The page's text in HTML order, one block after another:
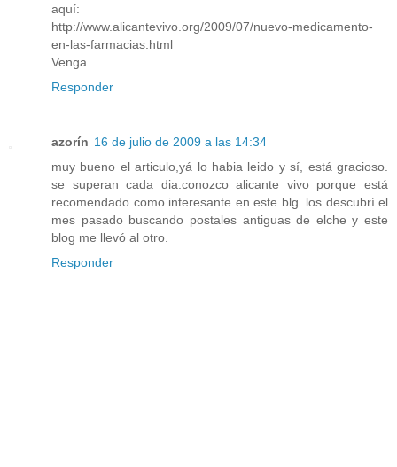
aquí:
http://www.alicantevivo.org/2009/07/nuevo-medicamento-
en-las-farmacias.html
Venga
Responder
azorín 16 de julio de 2009 a las 14:34
muy bueno el articulo,yá lo habia leido y sí, está gracioso.
se superan cada dia.conozco alicante vivo porque está
recomendado como interesante en este blg. los descubrí el
mes pasado buscando postales antiguas de elche y este
blog me llevó al otro.
Responder